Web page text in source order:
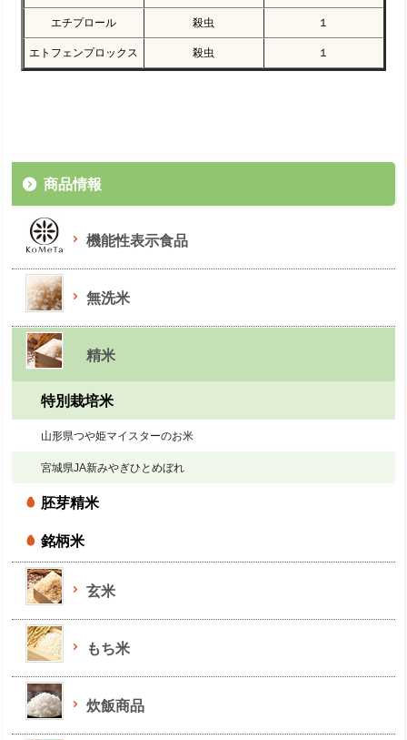
エチプロール 殺虫 １
エトフェンプロックス 殺虫 １
商品情報
機能性表示食品
無洗米
精米
特別栽培米
山形県つや姫マイスターのお米
宮城県JA新みやぎひとめぼれ
胚芽精米
銘柄米
玄米
もち米
炊飯商品